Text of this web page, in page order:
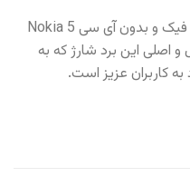
با توجه به وجود نمونه های برد شارژ فیک و بدون آی سی Nokia 5
اصلی این برد شارژ که به
کاربران عزیز است.